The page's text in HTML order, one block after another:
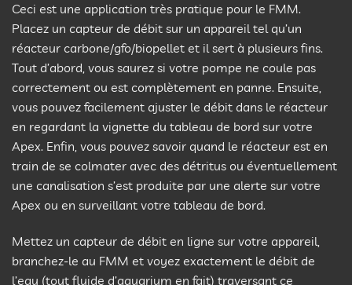
Ceci est une application très pratique pour le FMM.
Placez un capteur de débit sur un appareil tel qu’un
réacteur carbone/gfo/biopellet et il sert à plusieurs fins.
Tout d’abord, vous saurez si votre pompe ne coule pas
correctement ou est complètement en panne. Ensuite,
vous pouvez facilement ajuster le débit dans le réacteur
en regardant la vignette du tableau de bord sur votre
Apex. Enfin, vous pouvez savoir quand le réacteur est en
train de se colmater avec des détritus ou éventuellement
une canalisation s’est produite par une alerte sur votre
Apex ou en surveillant votre tableau de bord.
Mettez un capteur de débit en ligne sur votre appareil,
branchez-le au FMM et voyez exactement le débit de
l’eau (tout fluide d’aquarium en fait) traversant ce